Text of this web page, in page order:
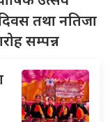
तथा नतिजा
सम्पन्न